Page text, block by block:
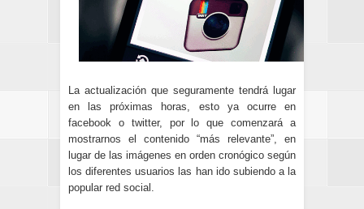
La actualización que seguramente tendrá lugar
en las próximas horas, esto ya ocurre en
facebook o twitter, por lo que comenzará a
mostrarnos el contenido “más relevante”, en
lugar de las imágenes en orden cronógico según
los diferentes usuarios las han ido subiendo a la
popular red social.